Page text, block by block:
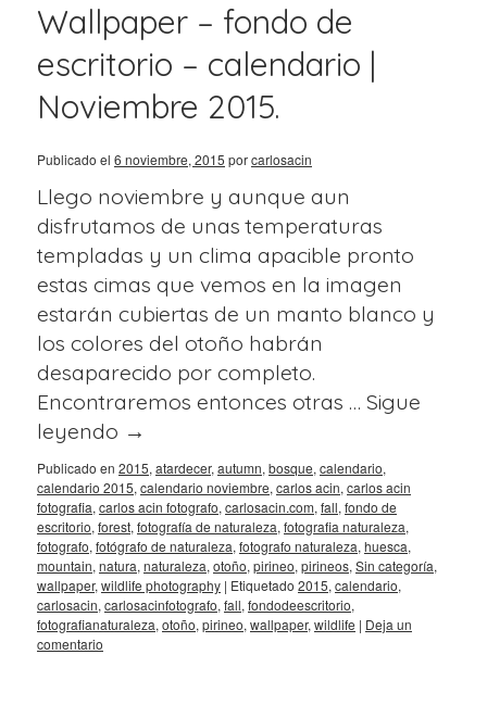
Wallpaper – fondo de
escritorio – calendario |
Noviembre 2015.
Publicado el 6 noviembre, 2015 porcarlosacin
Llego noviembre y aunque aun
disfrutamos de unas temperaturas
templadas y un clima apacible pronto
estas cimas que vemos en la imagen
estarán cubiertas de un manto blanco y
los colores del otoño habrán
desaparecido por completo.
Encontraremos entonces otras … Sigue
leyendo →
Publicado en 2015, atardecer, autumn, bosque, calendario,
calendario 2015, calendario noviembre, carlos acin, carlos acin
fotografia, carlos acin fotografo, carlosacin.com, fall, fondo de
escritorio, forest, fotografía de naturaleza, fotografia naturaleza,
fotografo, fotógrafo de naturaleza, fotografo naturaleza, huesca,
mountain, natura, naturaleza, otoño, pirineo, pirineos, Sin categoría,
wallpaper, wildlife photography | Etiquetado 2015, calendario,
carlosacin, carlosacinfotografo, fall, fondodeescritorio,
fotografianaturaleza, otoño, pirineo, wallpaper, wildlife | Deja un
comentario